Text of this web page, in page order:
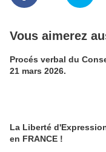
Vous aimerez
Procés verbal du
21 mars 2026.
La Liberté d'Expression, est un Droit
en FRANCE !